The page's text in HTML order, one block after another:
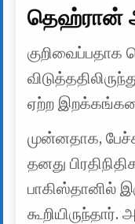
தெஹ்ரான்
குறிவைப்பதாக
ஏற்ற
முன்னதாக,
தனது
பாகிஸ்தானில்
கூறியிருந்தார்.